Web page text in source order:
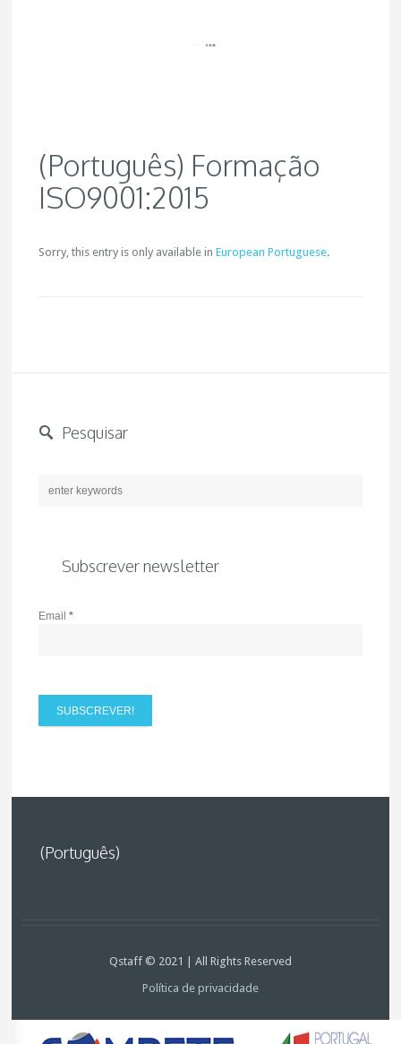
(Português) Formação
ISO9001:2015
Sorry, this entry is only available inEuropean Portuguese.
Pesquisar
Subscrever newsletter
Email*
(Português)
Qstaff © 2021 | All Rights Reserved
Política de privacidade